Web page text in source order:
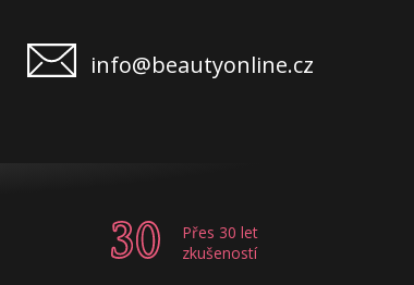
info@beautyonline.cz
Přes 30 let
zkušeností